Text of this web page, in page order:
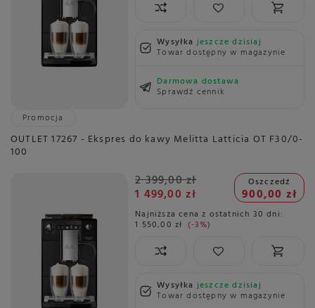
Wysyłkajeszcze dzisiaj
Towar dostępny w magazynie
Darmowa dostawa
Sprawdź cennik
Promocja
OUTLET 17267 - Ekspres do kawy Melitta Latticia OT F30/0-
100
2 399,00 zł
1 499,00 zł
Oszczedź
900,00 zł
Najniższa cena z ostatnich 30 dni:
1 550,00 zł -3%
Wysyłkajeszcze dzisiaj
Towar dostępny w magazynie